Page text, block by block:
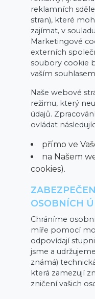
reklamních
stran), které
zajímat, v
Marketingové
externích
soubory cookie
vaším
Naše webové
režimu, který
údajů.
ovládat
přímo ve
na Našem
cookies).
OSOBNÍCH
Chráníme
míře pomocí
odpovídají
jsme a
známá)
která zamezují
zničení vašich